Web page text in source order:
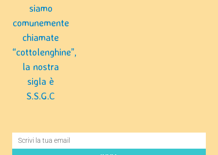
siamo
comunemente
chiamate
“cottolenghine”,
la nostra
sigla è
S.S.G.C